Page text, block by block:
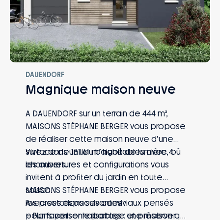
DAUENDORF
Magnique maison neuve
A DAUENDORF sur un terrain de 444 m²,
MAISONS STÉPHANE BERGER vous propose
de réaliser cette maison neuve d’une
surface de 131.61 m² habitables avec 4
chambres.
Vivez dans un lieu baigné de lumière, où
les ouvertures et configurations vous
invitent à profiter du jardin en toute
saison.
Avec ses espaces conviviaux pensés
pour favoriser le partage et préserver
MAISONS STÉPHANE BERGER vous propose
les prestations suivantes :
– Plans personnalisables : une maison qui